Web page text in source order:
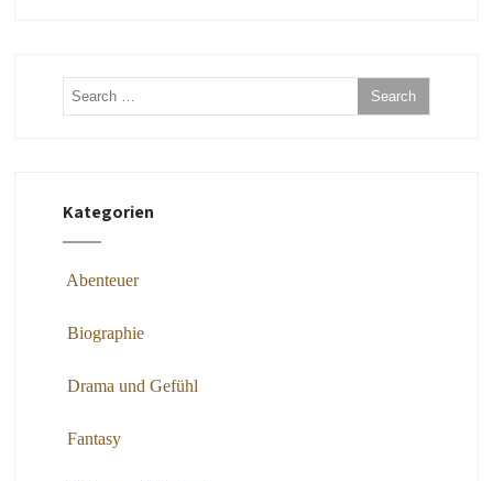
Kategorien
Abenteuer
Biographie
Drama und Gefühl
Fantasy